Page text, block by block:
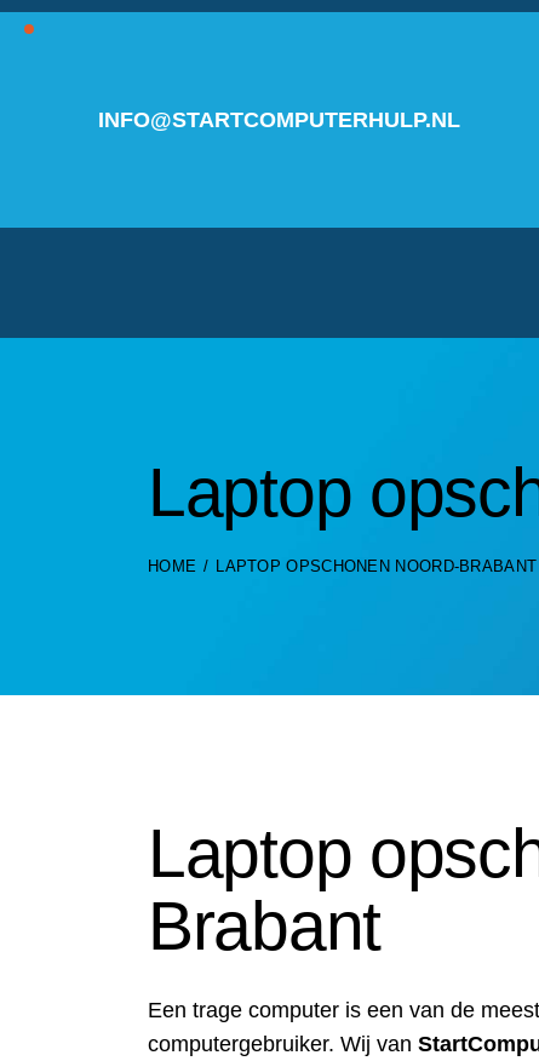
INFO@STARTCOMPUTERHULP.NL
Laptop
HOME LAPTOP OPSCHONEN NOORD-BRABANT
Laptop
Brabant
Een trage computer is een van de
computergebruiker. Wij van